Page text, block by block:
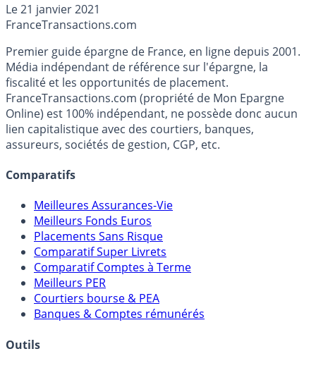
centaines de milliards de dollars. Personne ne peut
savoir comment tout cela va finir.
Le21 janvier 2021
FranceTransactions.com
Premier guide épargne de France, en ligne depuis 2001.
Média indépendant de référence sur l'épargne, la
fiscalité et les opportunités de placement.
FranceTransactions.com (propriété de Mon Epargne
Online) est 100% indépendant, ne possède donc aucun
lien capitalistique avec des courtiers, banques,
assureurs, sociétés de gestion, CGP, etc.
Comparatifs
Meilleures Assurances-Vie
Meilleurs Fonds Euros
Placements Sans Risque
Comparatif Super Livrets
Comparatif Comptes à Terme
Meilleurs PER
Courtiers bourse & PEA
Banques & Comptes rémunérés
Outils